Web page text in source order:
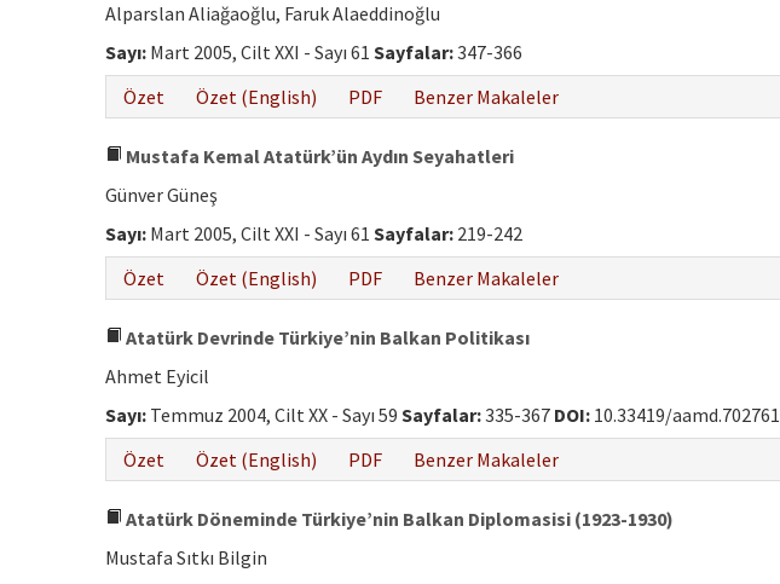
Alparslan Aliağaoğlu, Faruk Alaeddinoğlu
Sayı: Mart 2005, Cilt XXI - Sayı 61 Sayfalar:347-366
Özet
Özet (English) PDF Benzer Makaleler
Mustafa Kemal Atatürk’ün Aydın Seyahatleri
Günver Güneş
Sayı: Mart 2005, Cilt XXI - Sayı 61 Sayfalar: 219-242
Özet
Özet (English) PDF Benzer Makaleler
Atatürk Devrinde Türkiye’nin Balkan Politikası
Ahmet Eyicil
Sayı: Temmuz 2004, Cilt XX - Sayı 59 Sayfalar:335-367 DOI: 10.33419/aamd.702761
Özet
Özet (English) PDF Benzer Makaleler
Atatürk Döneminde Türkiye’nin Balkan Diplomasisi (1923-1930)
Mustafa Sıtkı Bilgin